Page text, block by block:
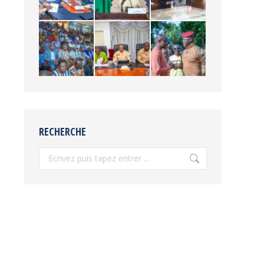
RECHERCHE
Recherche